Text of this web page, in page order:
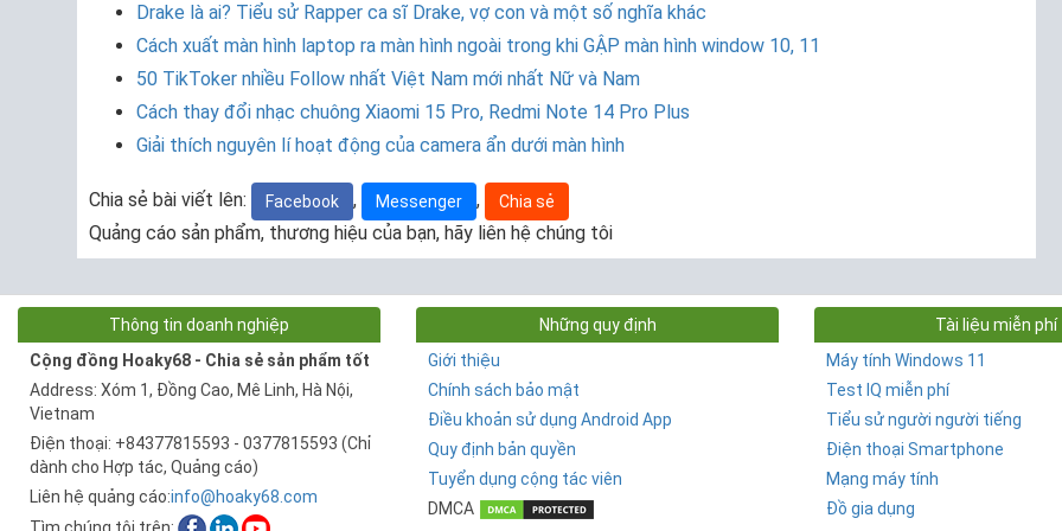
Drake là ai? Tiểu sử Rapper ca sĩ Drake, vợ con và một số nghĩa khác
Cách xuất màn hình laptop ra màn hình ngoài trong khi GẬP màn hình window 10, 11
50 TikToker nhiều Follow nhất Việt Nam mới nhất Nữ và Nam
Cách thay đổi nhạc chuông Xiaomi 15 Pro, Redmi Note 14 Pro Plus
Giải thích nguyên lí hoạt động của camera ẩn dưới màn hình
Chia sẻ bài viết lên: Facebook , Messenger , Chia sẻ
Quảng cáo sản phẩm, thương hiệu của bạn, hãy liên hệ chúng tôi
Thông tin doanh nghiệp
Cộng đồng Hoaky68 - Chia sẻ sản phẩm tốt
Address: Xóm 1, Đồng Cao, Mê Linh, Hà Nội,
Vietnam
Điện thoại: +84377815593 - 0377815593 (Chỉ
dành cho Hợp tác, Quảng cáo)
Liên hệ quảng cáo:info@hoaky68.com
Những quy định
Giới thiệu
Chính sách bảo mật
Điều khoản sử dụng Android App
Quy định bản quyền
Tuyển dụng cộng tác viên
DMCA
Tài liệu miễn phí
Máy tính Windows 11
Test IQ miễn phí
Tiểu sử người người tiếng
Điện thoại Smartphone
Mạng máy tính
Đồ gia dụng